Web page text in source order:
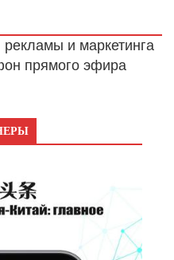
и маркетинга
прямого эфира